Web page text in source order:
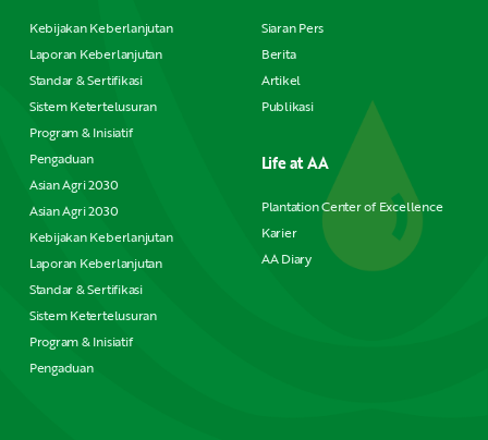
Kebijakan Keberlanjutan
Laporan Keberlanjutan
Standar & Sertifikasi
Sistem Ketertelusuran
Program & Inisiatif
Pengaduan
Asian Agri 2030
Asian Agri 2030
Kebijakan Keberlanjutan
Laporan Keberlanjutan
Standar & Sertifikasi
Sistem Ketertelusuran
Program & Inisiatif
Pengaduan
Siaran Pers
Berita
Artikel
Publikasi
Life at AA
Plantation Center of Excellence
Karier
AA Diary